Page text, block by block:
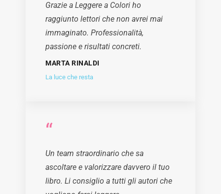
Grazie a Leggere a Colori ho
raggiunto lettori che non avrei mai
immaginato. Professionalità,
passione e risultati concreti.
MARTA RINALDI
La luce che resta
“
Un team straordinario che sa
ascoltare e valorizzare davvero il tuo
libro. Li consiglio a tutti gli autori che